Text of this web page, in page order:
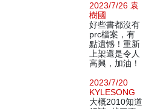
2023/7/26 袁
樹國
好些書都沒有
prc檔案，有
點遺憾！重新
上架還是令人
高興，加油！
2023/7/20
KYLESONG
大概2010知道